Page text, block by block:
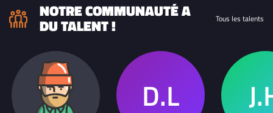
NOTRE COMMUNAUTÉ A
DU TALENT ! Tous les talents